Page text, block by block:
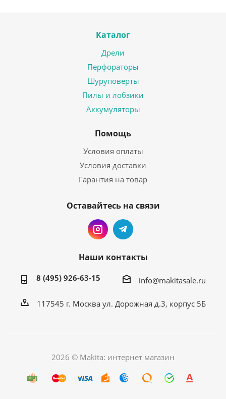
Каталог
Дрели
Перфораторы
Шуруповерты
Пилы и лобзики
Аккумуляторы
Помощь
Условия оплаты
Условия доставки
Гарантия на товар
Оставайтесь на связи
Наши контакты
8 (495) 926-63-15 info@makitasale.ru
117545 г. Москва ул. Дорожная д.3, корпус 5Б
2026 © Makita: интернет магазин